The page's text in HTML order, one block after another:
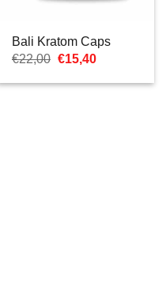
Bali Kratom Caps
€22,00 Ursprünglicher
war:
€15,40Aktueller
ist: